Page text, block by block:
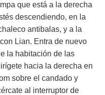
que está a la derecha
descendiendo, en la
antibalas, y a la
Lian. Entra de nuevo
la habitación de las
hacia la derecha en
sobre el candado y
al interruptor de